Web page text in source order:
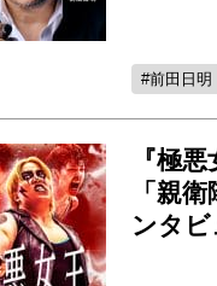
前田日明
『極
「親
ンタ